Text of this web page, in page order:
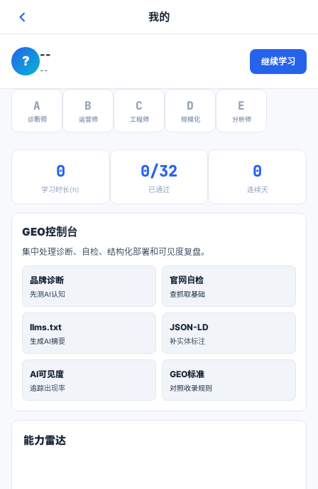
我的
? --
--
继续学习
A
诊断师
B
运营师
C
工程师
D
规模化
E
分析师
0
学习时长(h)
0/32
已通过
0
连续天
GEO控制台
集中处理诊断、自检、结构化部署和可见度复盘。
品牌诊断
先测AI认知
官网自检
查抓取基础
llms.txt
生成AI摘要
JSON-LD
补实体标注
AI可见度
追踪出现率
GEO标准
对照收录规则
能力雷达